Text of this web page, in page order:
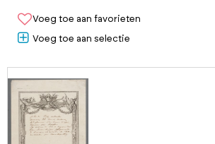
Voeg toe aan favorieten
Voeg toe aan selectie